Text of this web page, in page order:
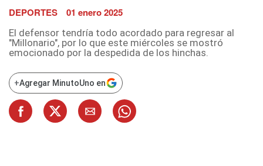
DEPORTES 01 enero 2025
El defensor tendría todo acordado para regresar al
"Millonario", por lo que este miércoles se mostró
emocionado por la despedida de los hinchas.
+Agregar MinutoUno en